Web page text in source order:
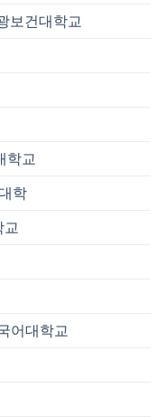
보건대학교
학교
학
교
어대학교